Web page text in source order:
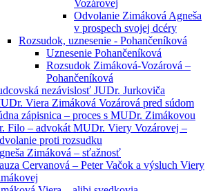
Vozárovej
Odvolanie Zimáková Agneša
v prospech svojej dcéry
Rozsudok, uznesenie - Pohančeníková
Uznesenie Pohančeníková
Rozsudok Zimáková-Vozárová –
Pohančeníková
nezávislosť JUDr. Jurkoviča
Viera Zimáková Vozárová pred súdom
zápisnica – proces s MUDr. Zimákovou
Filo – advokát MUDr. Viery Vozárovej –
proti rozsudku
Zimáková – sťažnosť
Cervanová – Peter Vačok a výsluch Viery